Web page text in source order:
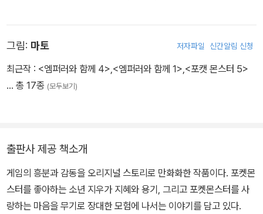
그림: 마토 저자파일 신간알림 신청
최근작 : <엠퍼러와 함께 4>,<엠퍼러와 함께 1>,<포캣 몬스터 5>
… 총 17종 (모두보기)
출판사 제공 책소개
게임의 흥분과 감동을 오리지널 스토리로 만화화한 작품이다. 포켓몬
스터를 좋아하는 소년 지우가 지혜와 용기, 그리고 포켓몬스터를 사
랑하는 마음을 무기로 장대한 모험에 나서는 이야기를 담고 있다.